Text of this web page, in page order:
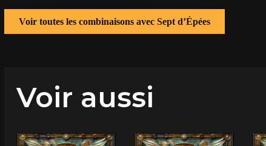
Voir toutes les combinaisons avec Sept d’Épées
Voir aussi